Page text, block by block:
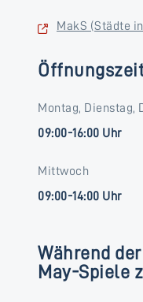
MakS (Städte
Montag, Dienstag,
09:00-16:00 Uhr
Mittwoch
09:00-14:00 Uhr
Während
May-Spiele